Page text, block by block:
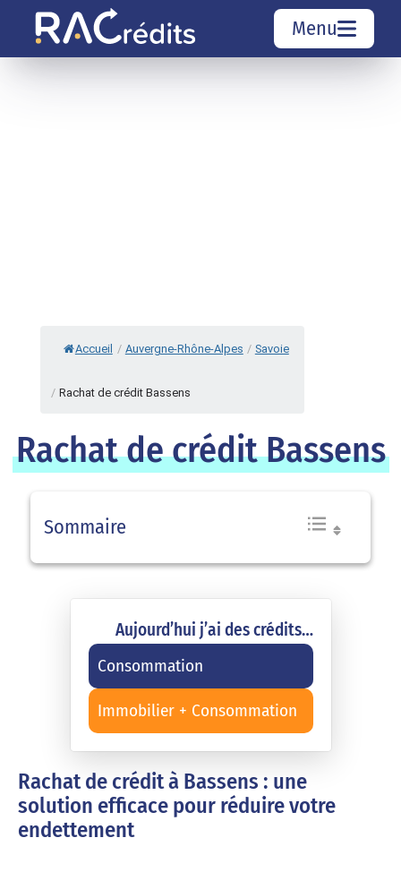
Menu
Accueil / Auvergne-Rhône-Alpes / Savoie
/ Rachat de crédit Bassens
Rachat de crédit Bassens
Sommaire
Aujourd’hui j’ai des crédits…
Consommation
Immobilier + Consommation
Rachat de crédit à Bassens : une
solution efficace pour réduire votre
endettement